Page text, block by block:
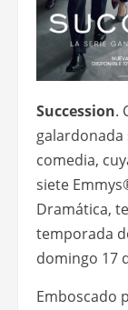
Succession.
comedia,
siete
Dramática,
temporada
domingo 17
Emboscado